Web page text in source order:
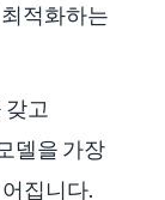
적화하는
고
델을 가장
집니다.